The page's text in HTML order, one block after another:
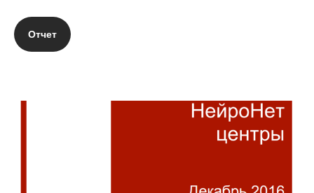
Отчет